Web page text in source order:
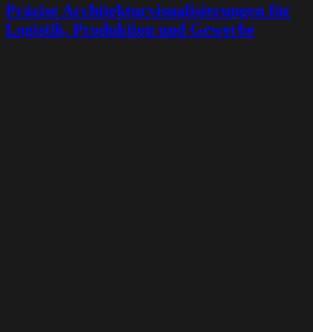
Präzise Architekturvisualisierungen für
Logistik, Produktion und Gewerbe